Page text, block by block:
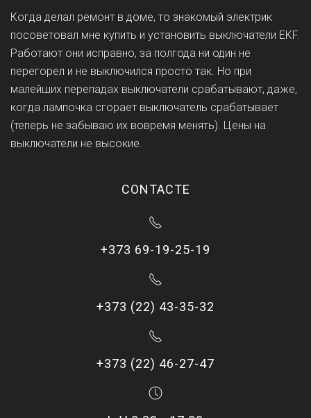
Когда делал ремонт в доме, то знакомый электрик
посоветовал мне купить и установить выключатели EKF.
Работают они исправно, за полгода ни один не
перегорел и не выключился просто так. Но при
малейших перепадах выключатели срабатывают, даже,
когда лампочка сгорает выключатель срабатывает
(теперь не забываю их вовремя менять). Цены на
выключатели не высокие.
CONTACTE
+373 69-19-25-19
+373 (22) 43-35-32
+373 (22) 46-27-47